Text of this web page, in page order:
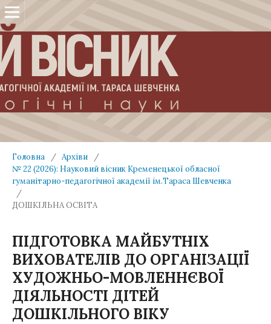
Головна / Архіви
/
№ 22 (2026): Науковий вісник Кременецької обласної
гуманітарно-педагогічної академії ім.Тараса Шевченка
/
ДОШКІЛЬНА ОСВІТА
ПІДГОТОВКА МАЙБУТНІХ
ВИХОВАТЕЛІВ ДО ОРГАНІЗАЦІЇ
ХУДОЖНЬО-МОВЛЕННЄВОЇ
ДІЯЛЬНОСТІ ДІТЕЙ
ДОШКІЛЬНОГО ВІКУ